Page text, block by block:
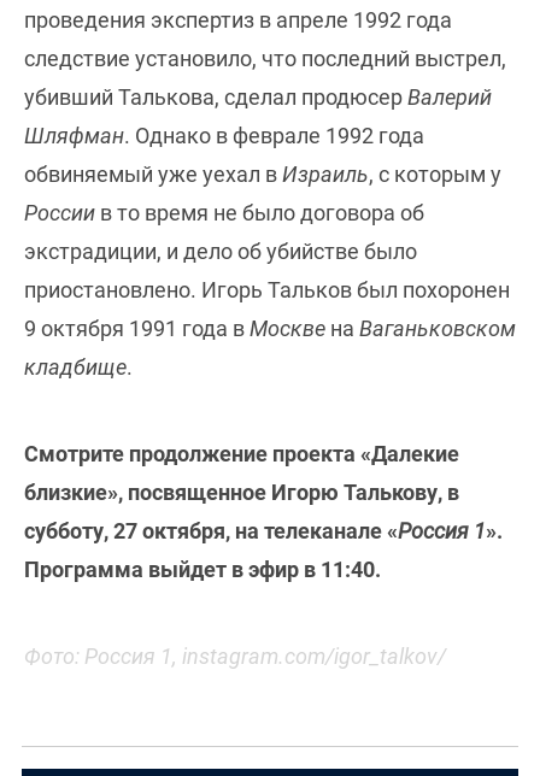
проведения экспертиз в апреле 1992 года
следствие установило, что последний выстрел,
убивший Талькова, сделал продюсерВалерий
Шляфман. Однако в феврале 1992 года
обвиняемый уже уехал вИзраиль, с которым у
России в то время не было договора об
экстрадиции, и дело об убийстве было
приостановлено. Игорь Тальков был похоронен
9 октября 1991 года вМоскве на Ваганьковском
кладбище.
Смотрите продолжение проекта «Далекие
близкие», посвященное Игорю Талькову, в
субботу, 27 октября, на телеканале «Россия 1».
Программа выйдет в эфир в 11:40.
Фото: Россия 1, instagram.com/igor_talkov/